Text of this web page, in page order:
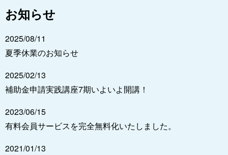
お知らせ
2025/08/11
夏季休業のお知らせ
2025/02/13
補助金申請実践講座7期いよいよ開講！
2023/06/15
有料会員サービスを完全無料化いたしました。
2021/01/13